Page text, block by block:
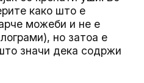
како што е
можеби и не е
но затоа е
значи дека содржи